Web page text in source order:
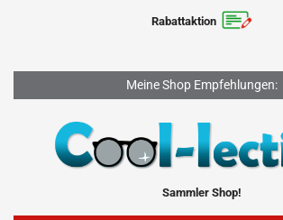
Rabattaktion
Meine Shop Empfehlungen:
Sammler Shop!